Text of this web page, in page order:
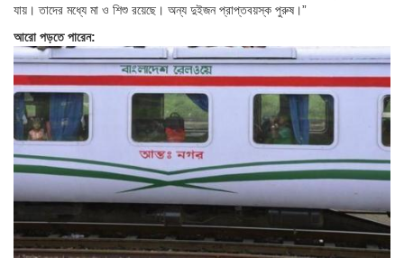
যায়। তাদের মধ্যে মা ও শিশু রয়েছে। অন্য দুইজন প্রাপ্তবয়স্ক পুরুষ।”
আরো পড়তে পারেন: